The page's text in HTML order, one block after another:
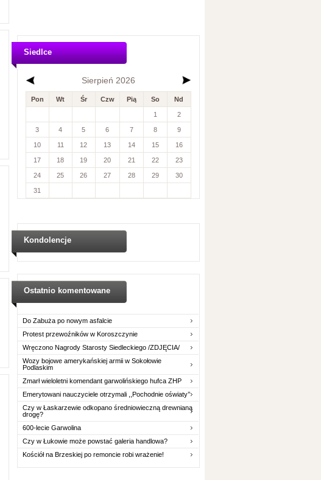
Siedlce
Sierpień 2026
Pon Wt Śr Czw Pią So Nd
1 2
3 4 5 6 7 8 9
10 11 12 13 14 15 16
17 18 19 20 21 22 23
24 25 26 27 28 29 30
31
Kondolencje
Ostatnio komentowane
Do Zabuża po nowym asfalcie
Protest przewoźników w Koroszczynie
Wręczono Nagrody Starosty Siedleckiego /ZDJĘCIA/
Wozy bojowe amerykańskiej armii w Sokołowie
Podlaskim
Zmarł wieloletni komendant garwolińskiego hufca ZHP
Emerytowani nauczyciele otrzymali ,,Pochodnie oświaty’’
Czy w Łaskarzewie odkopano średniowieczną drewnianą
drogę?
600-lecie Garwolina
Czy w Łukowie może powstać galeria handlowa?
Kościół na Brzeskiej po remoncie robi wrażenie!